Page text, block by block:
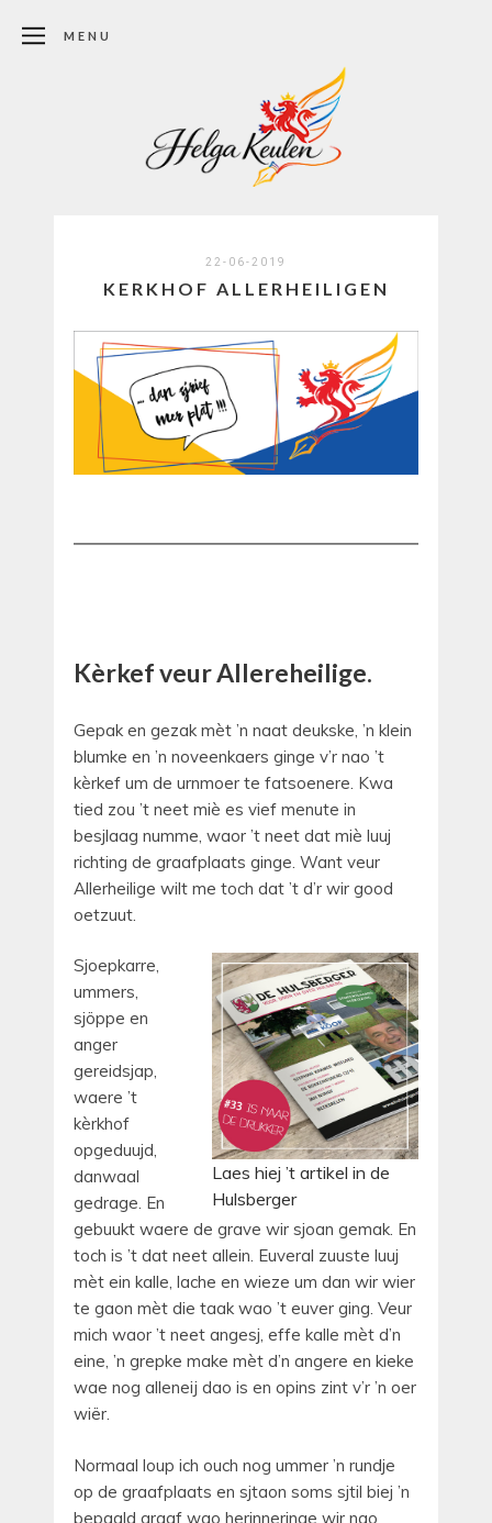
MENU
22-06-2019
KERKHOF ALLERHEILIGEN
Kèrkef veur Allereheilige.
Gepak en gezak mèt ’n naat deukske, ’n klein
blumke en ’n noveenkaers ginge v’r nao ’t
kèrkef um de urnmoer te fatsoenere. Kwa
tied zou ’t neet miè es vief menute in
besjlaag numme, waor ’t neet dat miè luuj
richting de graafplaats ginge. Want veur
Allerheilige wilt me toch dat ’t d’r wir good
oetzuut.
Laes hiej ’t artikel in de
Hulsberger
Sjoepkarre,
ummers,
sjöppe en
anger
gereidsjap,
waere ’t
kèrkhof
opgeduujd,
danwaal
gedrage. En
gebuukt waere de grave wir sjoan gemak. En
toch is ’t dat neet allein. Euveral zuuste luuj
mèt ein kalle, lache en wieze um dan wir wier
te gaon mèt die taak wao ’t euver ging. Veur
mich waor ’t neet angesj, effe kalle mèt d’n
eine, ’n grepke make mèt d’n angere en kieke
wae nog alleneij dao is en opins zint v’r ’n oer
wiër.
Normaal loup ich ouch nog ummer ’n rundje
op de graafplaats en sjtaon soms sjtil biej ’n
bepaald graaf wao herinneringe wir nao